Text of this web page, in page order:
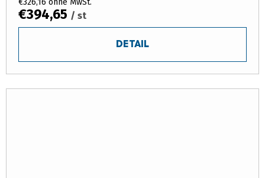
€394,65 / st
DETAIL